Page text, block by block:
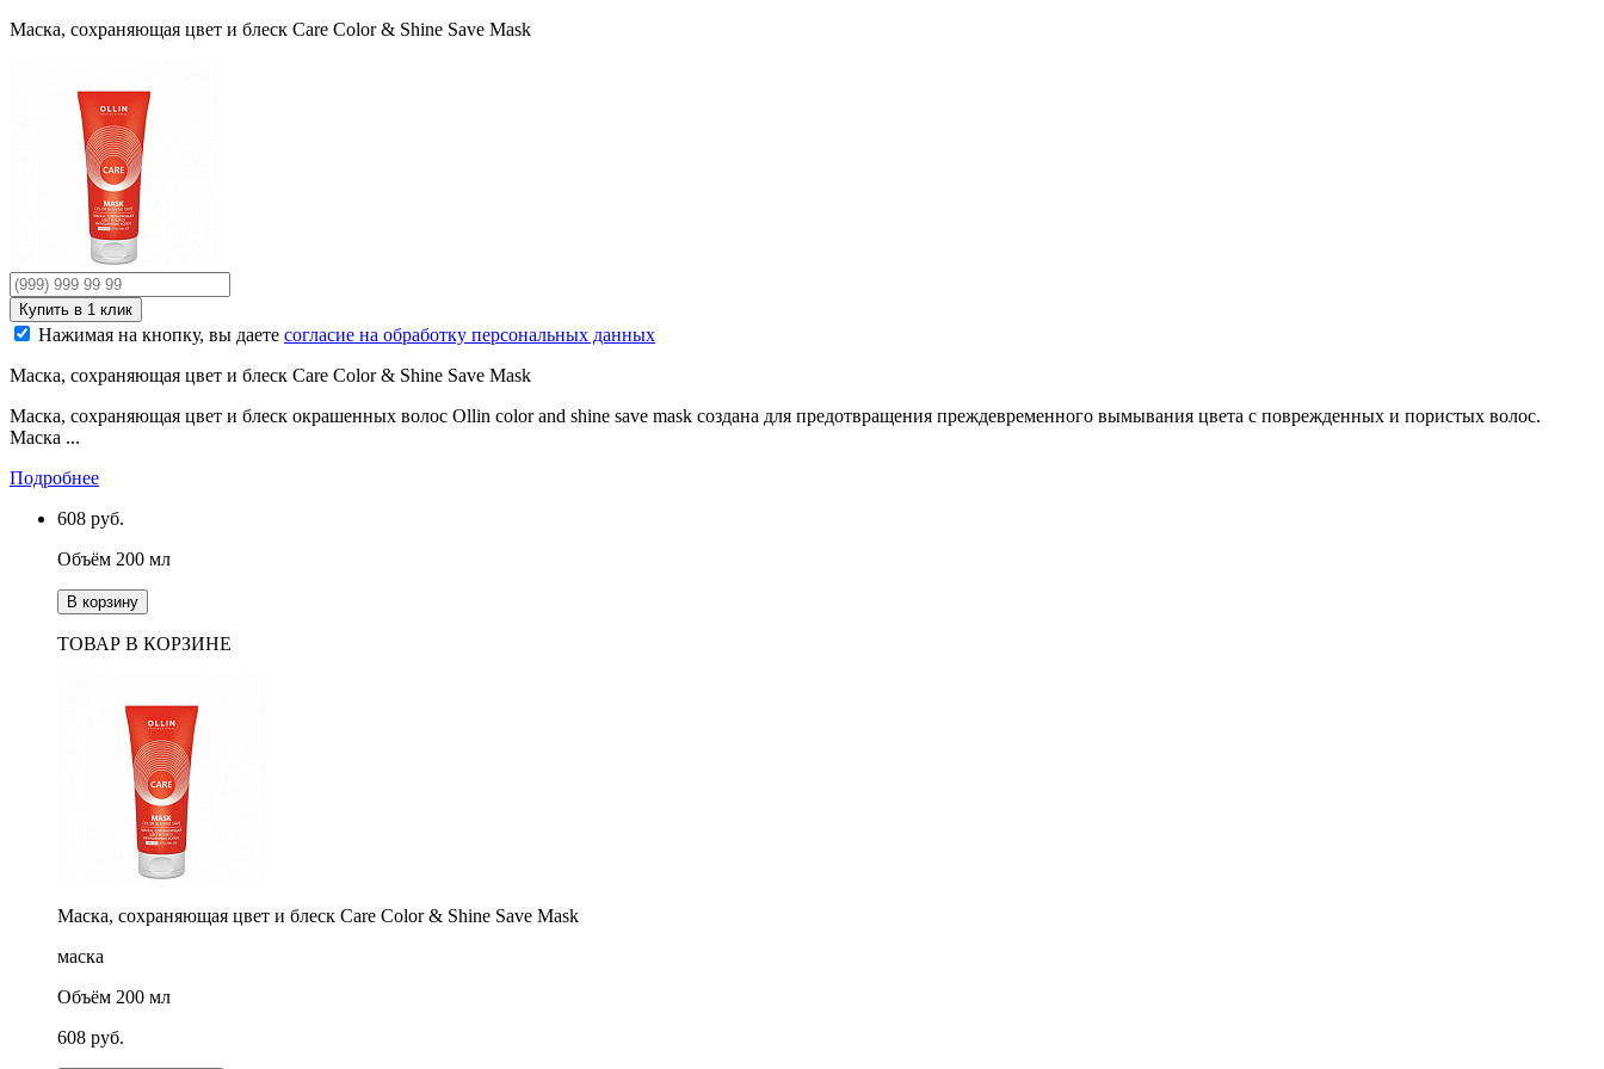
Маска, сохраняющая цвет и блеск Care Color & Shine Save Mask
Нажимая на кнопку, вы даете согласие на обработку персональных данных
Маска, сохраняющая цвет и блеск Care Color & Shine Save Mask
Маска, сохраняющая цвет и блеск окрашенных волос Ollin color and shine save mask создана для предотвращения преждевременного вымывания цвета с поврежденных и пористых волос.
Маска ...
Подробнее
608 руб.
Объём 200 мл
В корзину
ТОВАР В КОРЗИНЕ
Маска, сохраняющая цвет и блеск Care Color & Shine Save Mask
маска
Объём 200 мл
608 руб.